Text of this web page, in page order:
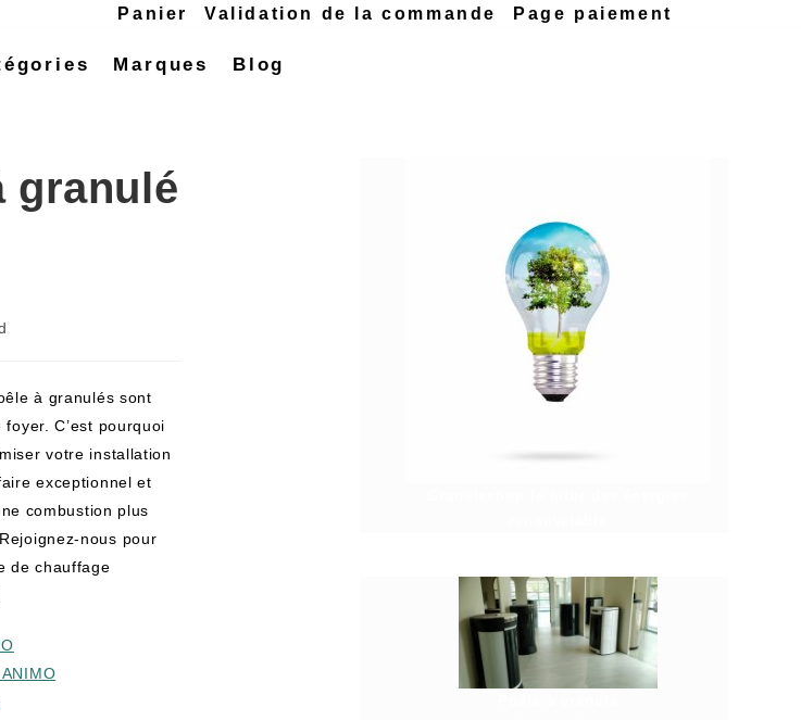
Panier Validation de la commande Page paiement
Marques Blog
granulé
à granulés sont
C’est pourquoi
votre installation
exceptionnel et
combustion plus
nous pour
de chauffage